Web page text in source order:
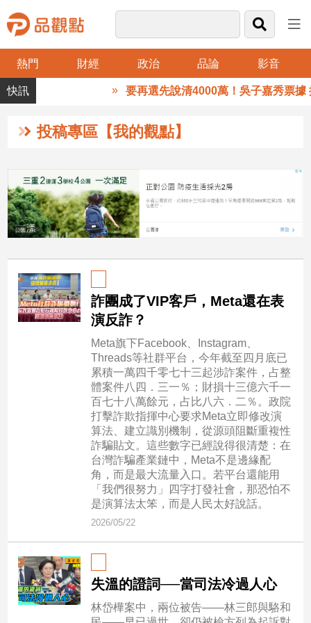
熱門 財經 政治 品論 影音
品
觀
財
台
灣
財
經
新
產
經/
股
市
點
品
觀
要再選先說清4000萬！吳子嘉秀票據
投稿專區【我的觀點】
詐團成了VIP客戶，Meta還在表
演反詐？
Meta旗下Facebook、Instagram、
Threads等社群平台，今年截至四月底已
累積一萬四千零七十三起涉詐案件，占整
體案件八四．三一％；財損十三億六千一
百七十八萬餘元，占比八六．二％。政院
打擊詐欺指揮中心要求Meta立即修改演
算法、建立識別機制，從源頭阻斷重複性
詐騙貼文。這些數字已經說得很清楚：在
台灣詐騙產業鏈中，Meta不是邊緣配
角，而是最大流量入口。若平台還能用
「我們很努力」四字打發社會，那恐怕不
是演算法太笨，而是人民太好說話。
2026/05/22
失溫的證詞──當司法冷過人心
林岱樺案中，兩位被告——林三郎與駱和